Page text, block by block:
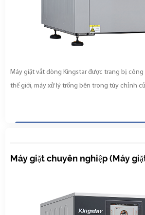
Máy giặt vắt dòng Kingstar được trang bị công
thế giới, máy xử lý trống bên trong tùy chỉnh
Máy giặt chuyên nghiệp (Máy